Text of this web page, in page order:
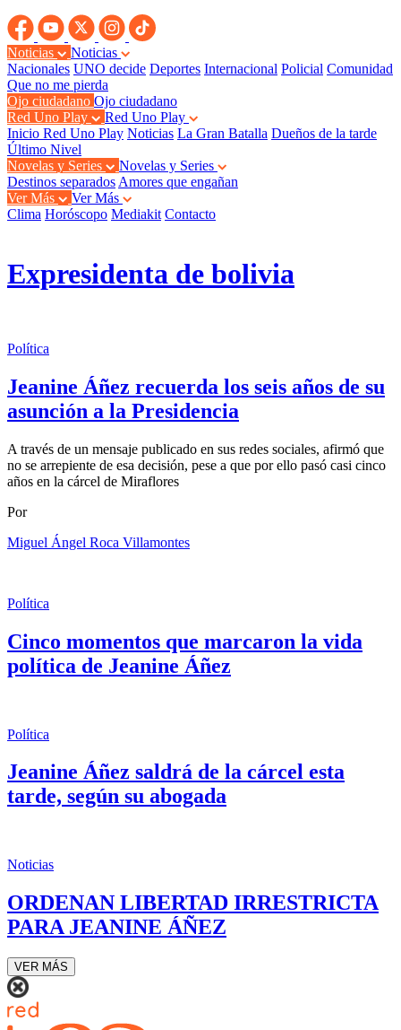
Noticias
Noticias
Nacionales UNO decide Deportes Internacional Policial Comunidad
Que no me pierda
Ojo ciudadano Ojo ciudadano
Red Uno Play
Red Uno Play
Inicio Red Uno Play Noticias La Gran Batalla Dueños de la tarde
Último Nivel
Novelas y Series
Novelas y Series
Destinos separados Amores que engañan
Ver Más
Ver Más
Clima Horóscopo Mediakit Contacto
Expresidenta de bolivia
Política
Jeanine Áñez recuerda los seis años de su
asunción a la Presidencia
A través de un mensaje publicado en sus redes sociales, afirmó que
no se arrepiente de esa decisión, pese a que por ello pasó casi cinco
años en la cárcel de Miraflores
Por
Miguel Ángel Roca Villamontes
Política
Cinco momentos que marcaron la vida
política de Jeanine Áñez
Política
Jeanine Áñez saldrá de la cárcel esta
tarde, según su abogada
Noticias
ORDENAN LIBERTAD IRRESTRICTA
PARA JEANINE ÁÑEZ
VER MÁS